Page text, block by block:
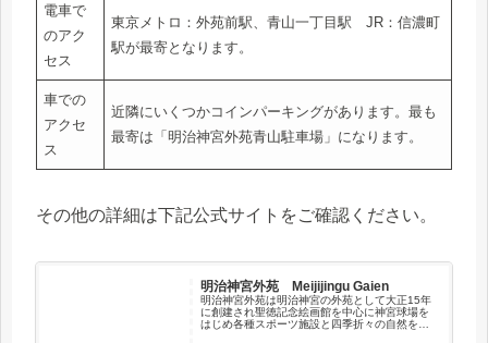
電車で
のアク
セス
東京メトロ：外苑前駅、青山一丁目駅 JR：信濃町
駅が最寄となります。
車での
アクセ
ス
近隣にいくつかコインパーキングがあります。最も
最寄は「明治神宮外苑青山駐車場」になります。
その他の詳細は下記公式サイトをご確認ください。
明治神宮外苑 Meijijingu Gaien
明治神宮外苑は明治神宮の外苑として大正15年
に創建され聖徳記念絵画館を中心に神宮球場を
はじめ各種スポーツ施設と四季折々の自然を満